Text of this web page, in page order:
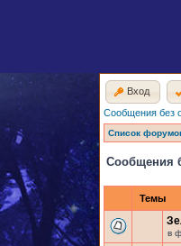
Вход
Сообщения без
Список
Сообщения
Темы
в